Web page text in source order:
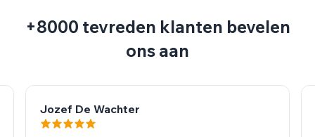
+8000 tevreden klanten bevelen
ons aan
Jozef De Wachter